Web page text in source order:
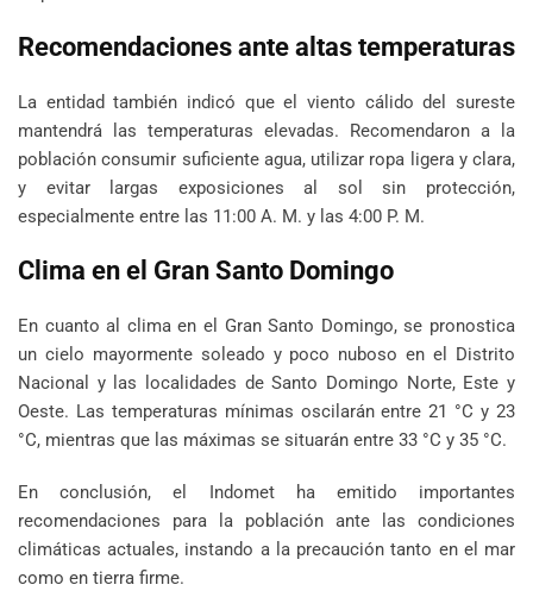
Recomendaciones ante altas temperaturas
La entidad también indicó que el viento cálido del sureste
mantendrá las temperaturas elevadas. Recomendaron a la
población consumir suficiente agua, utilizar ropa ligera y clara,
y evitar largas exposiciones al sol sin protección,
especialmente entre las 11:00 A. M. y las 4:00 P. M.
Clima en el Gran Santo Domingo
En cuanto al clima en el Gran Santo Domingo, se pronostica
un cielo mayormente soleado y poco nuboso en el Distrito
Nacional y las localidades de Santo Domingo Norte, Este y
Oeste. Las temperaturas mínimas oscilarán entre 21 °C y 23
°C, mientras que las máximas se situarán entre 33 °C y 35 °C.
En conclusión, el Indomet ha emitido importantes
recomendaciones para la población ante las condiciones
climáticas actuales, instando a la precaución tanto en el mar
como en tierra firme.